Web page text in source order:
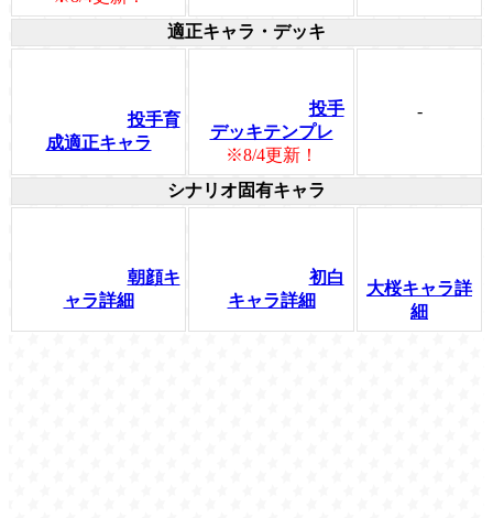
適正キャラ・デッキ
投手育
成適正キャラ
投手
デッキテンプレ
※8/4更新！
-
シナリオ固有キャラ
朝顔キ
ャラ詳細
初白
キャラ詳細
大桜キャラ詳
細